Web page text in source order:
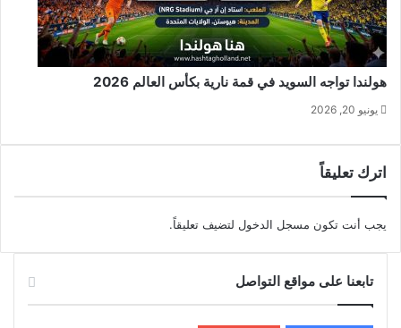
هولندا تواجه السويد في قمة نارية بكأس العالم 2026
يونيو 20, 2026
اترك تعليقاً
يجب أنت تكون مسجل الدخول لتضيف تعليقاً.
تابعنا على مواقع التواصل